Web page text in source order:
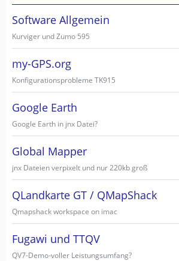
Software Allgemein
Kurviger und Zumo 595
my-GPS.org
Konfigurationsprobleme TK915
Google Earth
Google Earth in jnx Datei?
Global Mapper
jnx Dateien verpixelt und nur 220kb groß
QLandkarte GT / QMapShack
Qmapshack workspace on imac
Fugawi und TTQV
QV7-Demo-voller Leistungsumfang?